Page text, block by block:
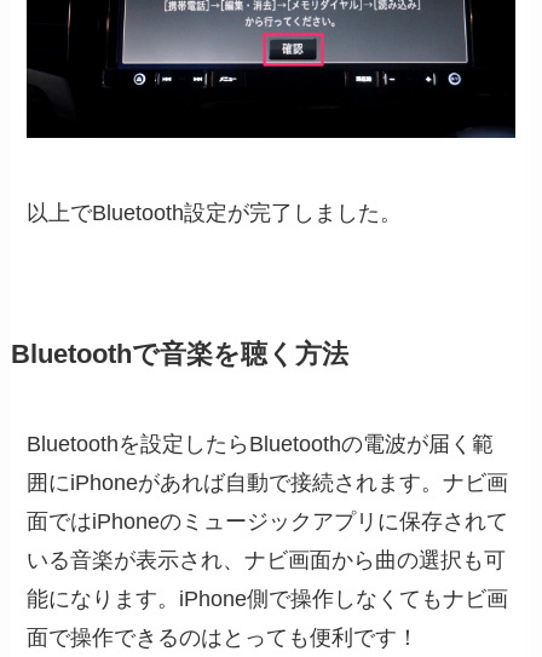
以上でBluetooth設定が完了しました。
Bluetoothで音楽を聴く方法
Bluetoothを設定したらBluetoothの電波が届く範
囲にiPhoneがあれば自動で接続されます。ナビ画
面ではiPhoneのミュージックアプリに保存されて
いる音楽が表示され、ナビ画面から曲の選択も可
能になります。iPhone側で操作しなくてもナビ画
面で操作できるのはとっても便利です！